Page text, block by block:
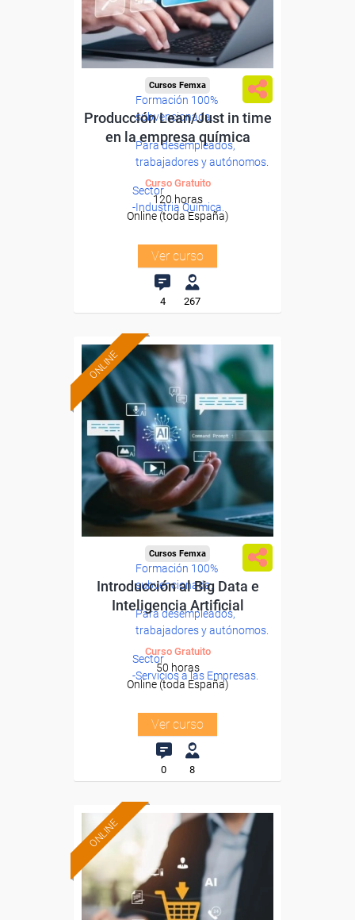
Formación 100%
subvencionada.
Para desempleados,
trabajadores y autónomos.
Sector
-Industria Química.
Cursos Femxa
Producción Lean/Just in time
en la empresa química
Curso Gratuito
120 horas
Online (toda España)
Ver curso
4 267
ONLINE
Formación 100%
subvencionada.
Para desempleados,
trabajadores y autónomos.
Sector
-Servicios a las Empresas.
Cursos Femxa
Introducción al Big Data e
Inteligencia Artificial
Curso Gratuito
50 horas
Online (toda España)
Ver curso
0 8
ONLINE